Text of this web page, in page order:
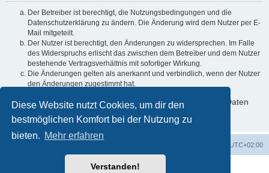
Diese Website nutzt Cookies, um dir den
bestmöglichen Komfort bei der Nutzung zu
bieten. Mehr erfahren
Verstanden!
Der Betreiber ist berechtigt, die Nutzungsbedingungen und die
Datenschutzerklärung zu ändern. Die Änderung wird dem Nutzer per E-
Mail mitgeteilt.
Der Nutzer ist berechtigt, den Änderungen zu widersprechen. Im Falle
des Widerspruchs erlischt das zwischen dem Betreiber und dem Nutzer
bestehende Vertragsverhältnis mit sofortiger Wirkung.
Die Änderungen gelten als anerkannt und verbindlich, wenn der Nutzer
den Änderungen zugestimmt hat.
Informationen über den Umgang mit deinen persönlichen Daten
sind in der Datenschutzerklärung enthalten.
UTC+02:00
Powered byphpBB® Forum Software © phpBB Limited